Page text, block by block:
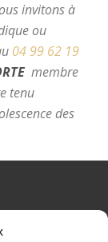
invitons à
ou
04 99 62 19
membre
tenu
des